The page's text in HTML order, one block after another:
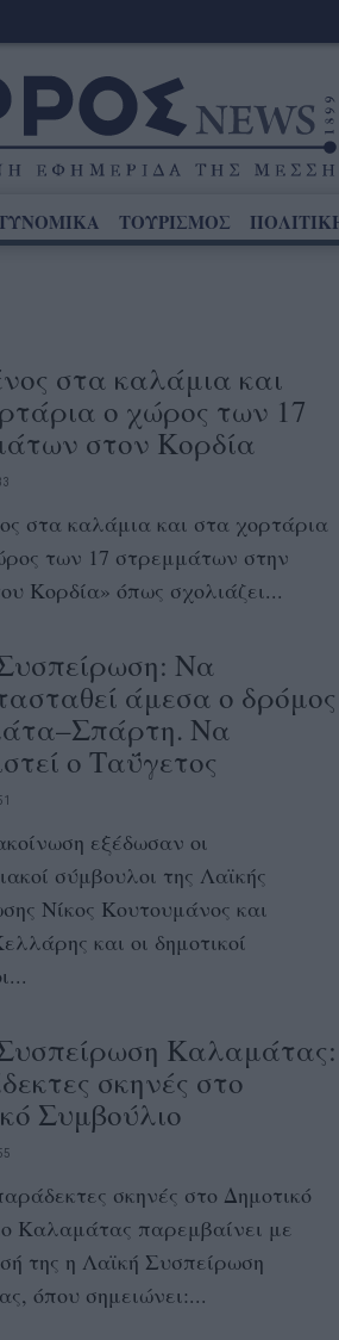
ΤΟΥΡΙΣΜΟΣ
στα καλάμια και
ο χώρος των 17
στον Κορδία
στα καλάμια και στα χορτάρια
των 17 στρεμμάτων στην
Κορδία» όπως σχολιάζει...
Να
άμεσα ο δρόμος
Να
ο Ταΰγετος
εξέδωσαν οι
σύμβουλοι της Λαϊκής
Νίκος Κουτουμάνος και
και οι δημοτικοί
Καλαμάτας:
σκηνές στο
Συμβούλιο
σκηνές στο Δημοτικό
Καλαμάτας παρεμβαίνει με
της η Λαϊκή Συσπείρωση
όπου σημειώνει:...